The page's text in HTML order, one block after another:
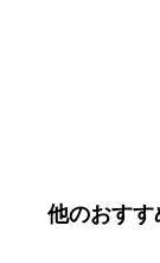
他のおすす